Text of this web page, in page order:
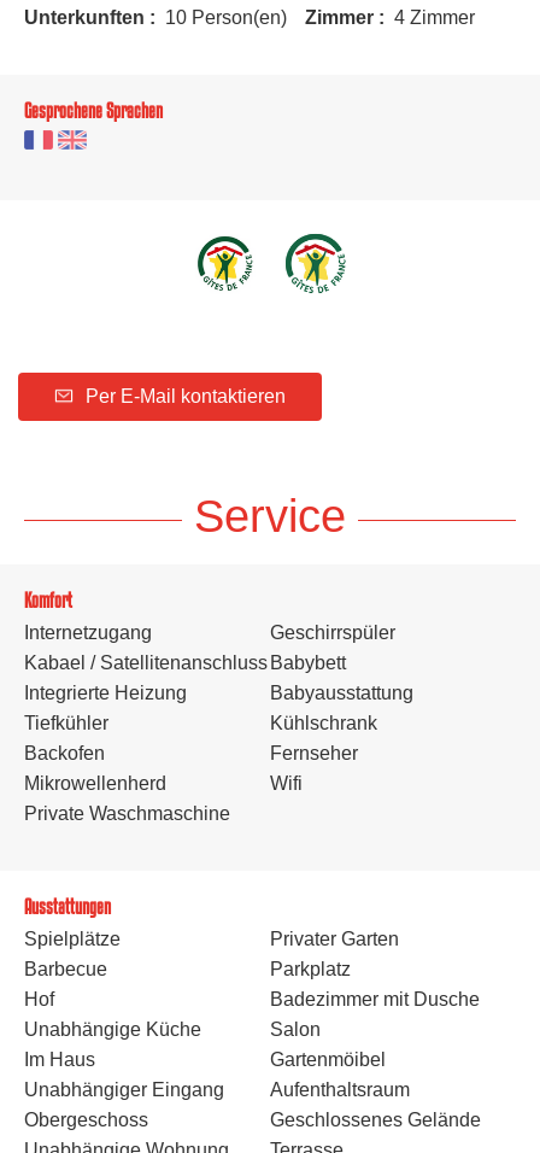
Unterkunften : 10 Person(en) Zimmer : 4 Zimmer
Gesprochene Sprachen
Per E-Mail kontaktieren
Service
Komfort
Internetzugang
Kabael / Satellitenanschluss
Integrierte Heizung
Tiefkühler
Backofen
Mikrowellenherd
Private Waschmaschine
Geschirrspüler
Babybett
Babyausstattung
Kühlschrank
Fernseher
Wifi
Ausstattungen
Spielplätze
Barbecue
Hof
Unabhängige Küche
Im Haus
Unabhängiger Eingang
Obergeschoss
Privater Garten
Parkplatz
Badezimmer mit Dusche
Salon
Gartenmöibel
Aufenthaltsraum
Geschlossenes Gelände